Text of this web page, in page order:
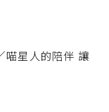
喵星人的陪伴 讓